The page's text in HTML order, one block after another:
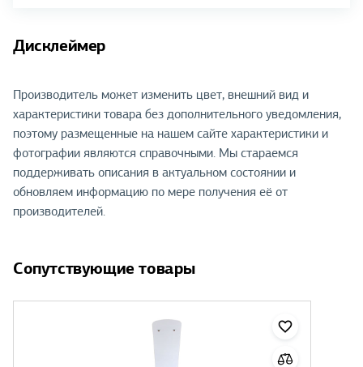
Дисклеймер
Производитель может изменить цвет, внешний вид и
характеристики товара без дополнительного уведомления,
поэтому размещенные на нашем сайте характеристики и
фотографии являются справочными. Мы стараемся
поддерживать описания в актуальном состоянии и
обновляем информацию по мере получения её от
производителей.
Сопутствующие товары